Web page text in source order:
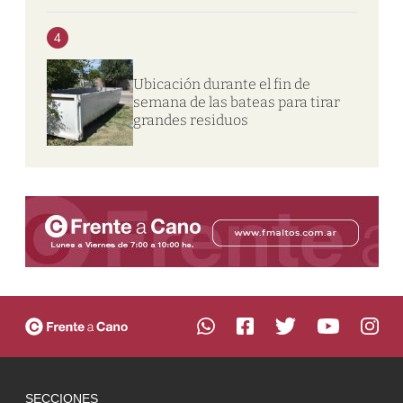
4
Ubicación durante el fin de
semana de las bateas para tirar
grandes residuos
SECCIONES